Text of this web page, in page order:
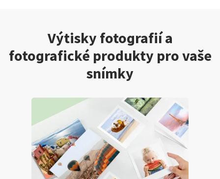
Výtisky fotografií a
fotografické produkty pro vaše
snímky